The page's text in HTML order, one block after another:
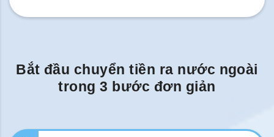
Bắt đầu chuyển tiền ra nước ngoài
trong 3 bước đơn giản